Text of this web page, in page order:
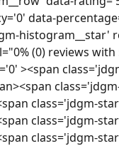
data-
histogram__star'
(0) reviews
><span
class='jdgm-
class='jdgm-
class='jdgm-